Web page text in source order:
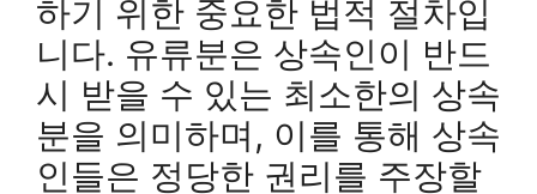
하기 위한 중요한 법적 절차입
니다. 유류분은 상속인이 반드
시 받을 수 있는 최소한의 상속
분을 의미하며, 이를 통해 상속
인들은 정당한 권리를 주장할